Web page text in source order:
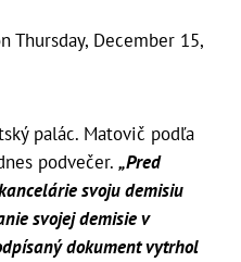
Thursday, December 15,
palác. Matovič podľa
podvečer. „Pred
svoju demisiu
svojej demisie v
dokument vytrhol